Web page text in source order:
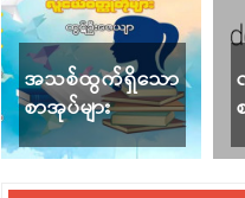
အသစ်ထွက်ရှိသော
စာအုပ်များ